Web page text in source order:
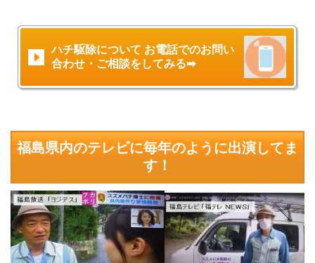
ハチ駆除について お電話でのお問い
合わせ・ご相談をしてみる➡
福島県内のテレビに毎年のように出演してま
す！